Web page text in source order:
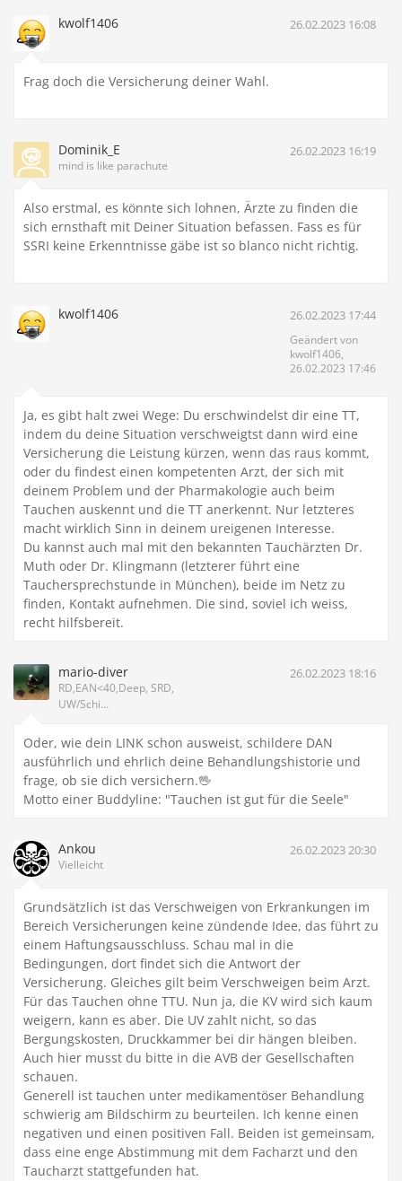
kwolf1406 26.02.2023 16:08
Frag doch die Versicherung deiner Wahl.
Dominik_E
mind is like parachute
26.02.2023 16:19
Also erstmal, es könnte sich lohnen, Ärzte zu finden die
sich ernsthaft mit Deiner Situation befassen. Fass es für
SSRI keine Erkenntnisse gäbe ist so blanco nicht richtig.
kwolf1406 26.02.2023 17:44
Geändert von
kwolf1406,
26.02.2023 17:46
Ja, es gibt halt zwei Wege: Du erschwindelst dir eine TT,
indem du deine Situation verschweigtst dann wird eine
Versicherung die Leistung kürzen, wenn das raus kommt,
oder du findest einen kompetenten Arzt, der sich mit
deinem Problem und der Pharmakologie auch beim
Tauchen auskennt und die TT anerkennt. Nur letzteres
macht wirklich Sinn in deinem ureigenen Interesse.
Du kannst auch mal mit den bekannten Tauchärzten Dr.
Muth oder Dr. Klingmann (letzterer führt eine
Tauchersprechstunde in München), beide im Netz zu
finden, Kontakt aufnehmen. Die sind, soviel ich weiss,
recht hilfsbereit.
mario-diver
RD,EAN<40,Deep, SRD,
UW/Schi...
26.02.2023 18:16
Oder, wie dein LINK schon ausweist, schildere DAN
ausführlich und ehrlich deine Behandlungshistorie und
frage, ob sie dich versichern.🖖
Motto einer Buddyline: "Tauchen ist gut für die Seele"
Ankou
Vielleicht
26.02.2023 20:30
Grundsätzlich ist das Verschweigen von Erkrankungen im
Bereich Versicherungen keine zündende Idee, das führt zu
einem Haftungsausschluss. Schau mal in die
Bedingungen, dort findet sich die Antwort der
Versicherung. Gleiches gilt beim Verschweigen beim Arzt.
Für das Tauchen ohne TTU. Nun ja, die KV wird sich kaum
weigern, kann es aber. Die UV zahlt nicht, so das
Bergungskosten, Druckkammer bei dir hängen bleiben.
Auch hier musst du bitte in die AVB der Gesellschaften
schauen.
Generell ist tauchen unter medikamentöser Behandlung
schwierig am Bildschirm zu beurteilen. Ich kenne einen
negativen und einen positiven Fall. Beiden ist gemeinsam,
dass eine enge Abstimmung mit dem Facharzt und den
Taucharzt stattgefunden hat.